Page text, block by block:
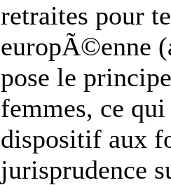
retraites pour
europÃ©enne
pose le
femmes, ce
dispositif aux
jurisprudence